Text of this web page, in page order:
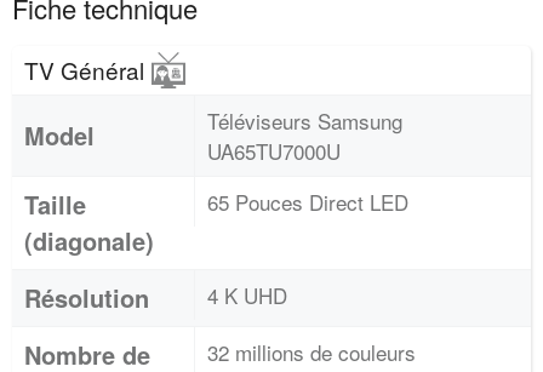
Fiche technique
TV Général
Model
Téléviseurs Samsung
UA65TU7000U
Taille
(diagonale)
65 Pouces Direct LED
Résolution 4 K UHD
Nombre de
32 millions de couleurs